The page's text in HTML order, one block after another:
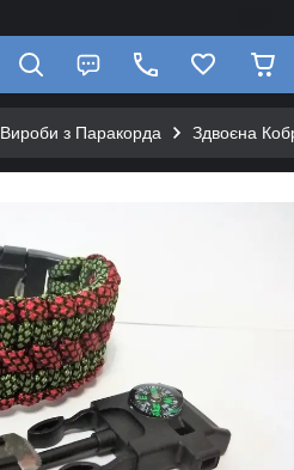
Вироби з Паракорда Здвоєна